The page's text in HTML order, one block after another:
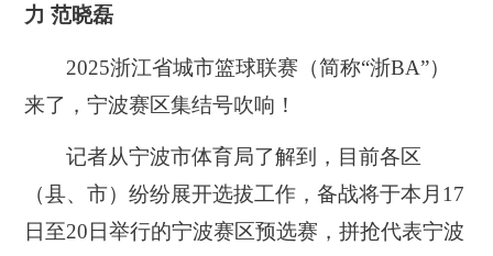
力 范晓磊
2025浙江省城市篮球联赛（简称“浙BA”）
来了，宁波赛区集结号吹响！
记者从宁波市体育局了解到，目前各区
（县、市）纷纷展开选拔工作，备战将于本月17
日至20日举行的宁波赛区预选赛，拼抢代表宁波